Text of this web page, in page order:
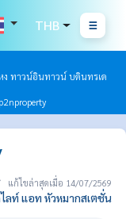
THB
ง ทาวน์อินทาวน์ บดินทรเด
แก้ไขล่าสุดเมื่อ 14/07/2569
ไลท์ แอท หัวหมากสเตชั่น